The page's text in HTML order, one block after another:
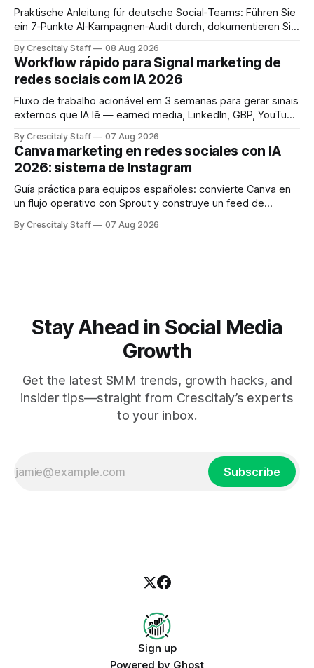
Praktische Anleitung für deutsche Social‑Teams: Führen Sie
ein 7‑Punkte AI‑Kampagnen‑Audit durch, dokumentieren Sie
By Crescitaly Staff 08 Aug 2026
Workflow rápido para Signal marketing de
redes sociais com IA 2026
Fluxo de trabalho acionável em 3 semanas para gerar sinais
externos que IA lê — earned media, LinkedIn, GBP, YouTube
By Crescitaly Staff 07 Aug 2026
Canva marketing en redes sociales con IA
2026: sistema de Instagram
Guía práctica para equipos españoles: convierte Canva en
un flujo operativo con Sprout y construye un feed de
By Crescitaly Staff 07 Aug 2026
Stay Ahead in Social Media
Growth
Get the latest SMM trends, growth hacks, and
insider tips—straight from Crescitaly’s experts
to your inbox.
Subscribe
Sign up
Powered by Ghost